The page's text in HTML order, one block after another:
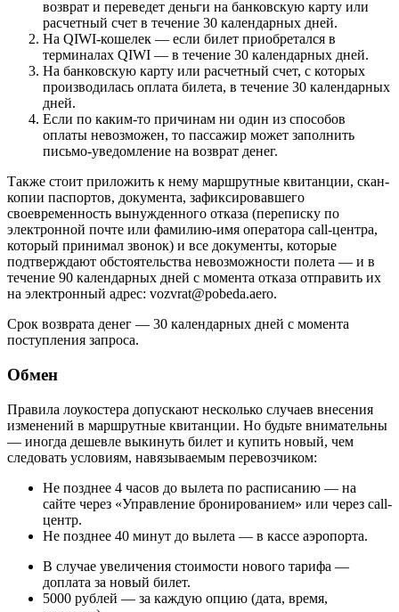
возврат и переведет деньги на банковскую карту или
расчетный счет в течение 30 календарных дней.
На QIWI-кошелек — если билет приобретался в
терминалах QIWI — в течение 30 календарных дней.
На банковскую карту или расчетный счет, с которых
производилась оплата билета, в течение 30 календарных
дней.
Если по каким-то причинам ни один из способов
оплаты невозможен, то пассажир может заполнить
письмо-уведомление на возврат денег.
Также стоит приложить к нему маршрутные квитанции, скан-
копии паспортов, документа, зафиксировавшего
своевременность вынужденного отказа (переписку по
электронной почте или фамилию-имя оператора call-центра,
который принимал звонок) и все документы, которые
подтверждают обстоятельства невозможности полета — и в
течение 90 календарных дней с момента отказа отправить их
на электронный адрес: vozvrat@pobeda.aero.
Срок возврата денег — 30 календарных дней с момента
поступления запроса.
Обмен
Правила лоукостера допускают несколько случаев внесения
изменений в маршрутные квитанции. Но будьте внимательны
— иногда дешевле выкинуть билет и купить новый, чем
следовать условиям, навязываемым перевозчиком:
Не позднее 4 часов до вылета по расписанию — на
сайте через «Управление бронированием» или через call-
центр.
Не позднее 40 минут до вылета — в кассе аэропорта.
В случае увеличения стоимости нового тарифа —
доплата за новый билет.
5000 рублей — за каждую опцию (дата, время,